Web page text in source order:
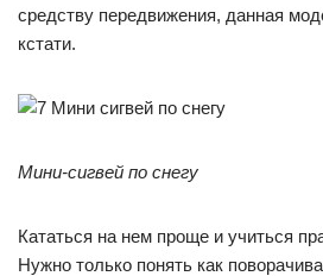
средству передвижения, данная
кстати.
Мини-сигвей по снегу
Кататься на нем проще и учиться
Нужно только понять как